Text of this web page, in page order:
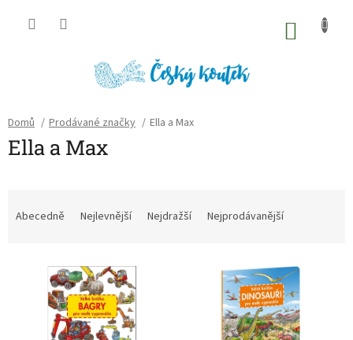
Domů / Prodávané značky / Ella a Max
Ella a Max
Abecedně Nejlevnější Nejdražší Nejprodávanější